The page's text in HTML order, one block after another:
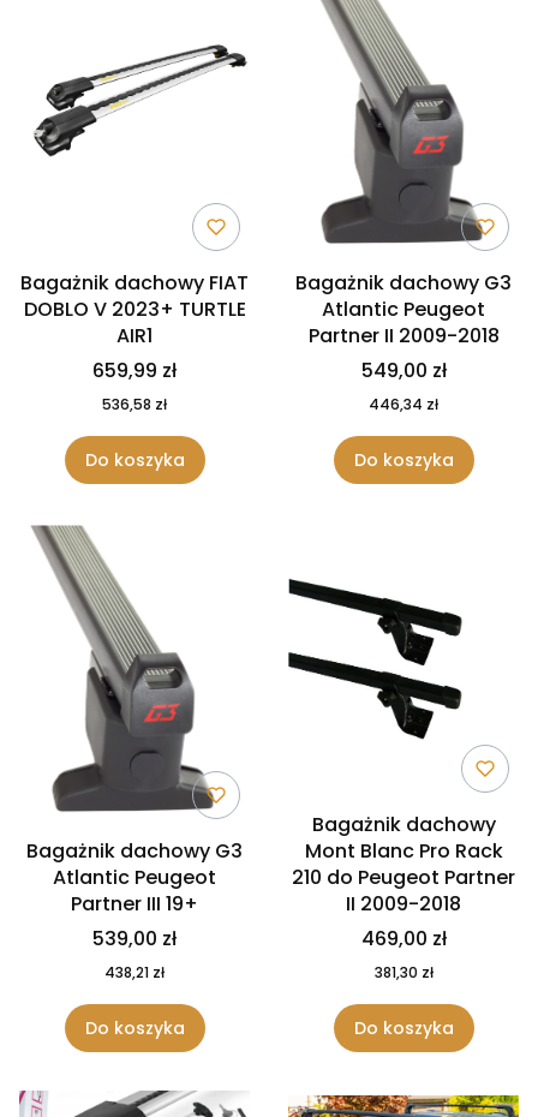
Bagażnik dachowy FIAT
DOBLO V 2023+ TURTLE
AIR1
659,99 zł
536,58 zł
Do koszyka
Bagażnik dachowy G3
Atlantic Peugeot
Partner II 2009-2018
549,00 zł
446,34 zł
Do koszyka
Bagażnik dachowy G3
Atlantic Peugeot
Partner III 19+
539,00 zł
438,21 zł
Do koszyka
Bagażnik dachowy
Mont Blanc Pro Rack
210 do Peugeot Partner
II 2009-2018
469,00 zł
381,30 zł
Do koszyka